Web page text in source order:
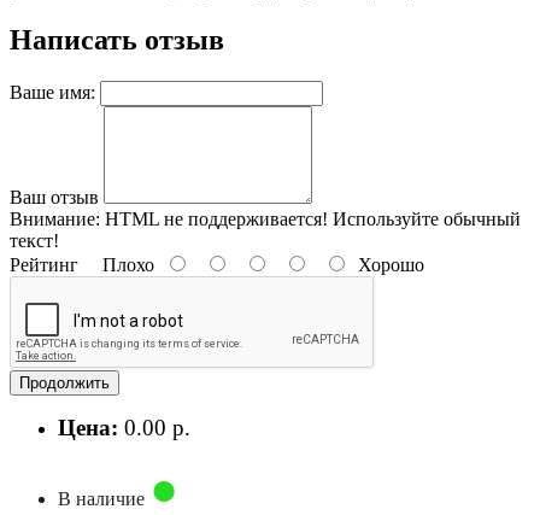
Написать отзыв
Ваше имя:
Ваш отзыв
Внимание: HTML не поддерживается! Используйте обычный
текст!
Рейтинг Плохо Хорошо
Продолжить
Цена: 0.00 р.
В наличие